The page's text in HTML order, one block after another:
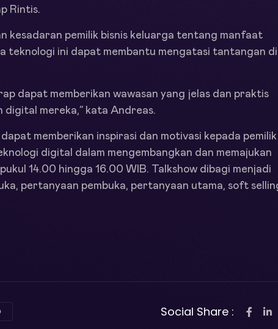
Rintis.
kesadaran pemilik bisnis keluarga tentang manfaat
teknologi ini dapat membantu mengatasi tantangan di
dapat memberikan wawasan yang jelas dan praktis
digital mereka,” kata Andreas.
memberikan inspirasi dan motivasi kepada pemilik
digital dalam mengembangkan dan memajukan
14.00 hingga 16.00 WIB. Talkshow dibagi menjadi
pertanyaan pembuka, pertanyaan utama, soft
Social Share :